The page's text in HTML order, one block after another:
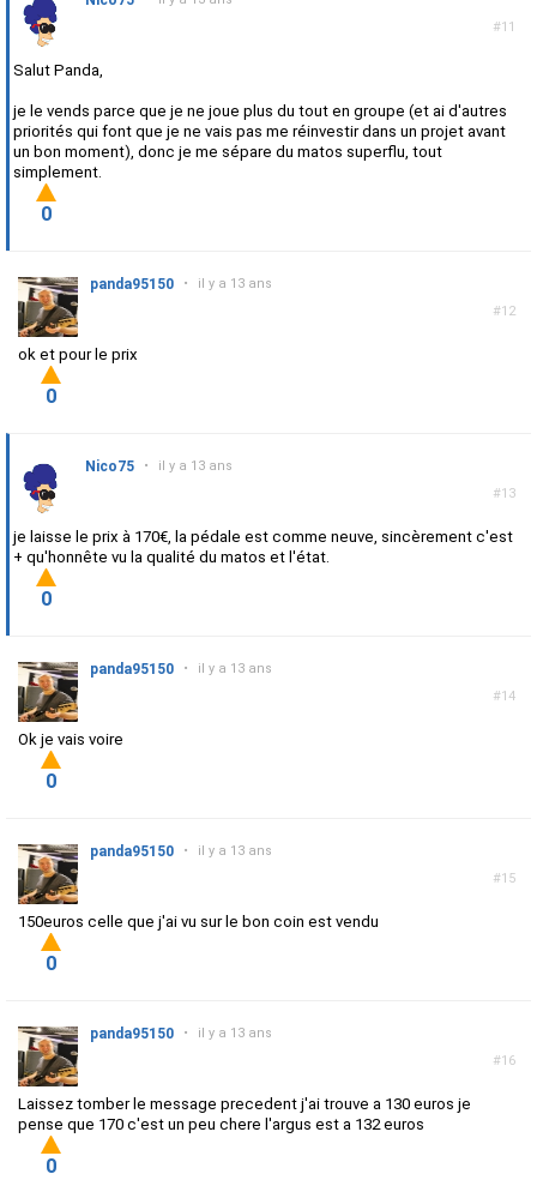
#11
Salut Panda,
je le vends parce que je ne joue plus du tout en groupe (et ai d'autres
priorités qui font que je ne vais pas me réinvestir dans un projet avant
un bon moment), donc je me sépare du matos superflu, tout
simplement.
0
#12
panda95150 • il y a 13 ans
ok et pour le prix
0
#13
Nico75 • il y a 13 ans
je laisse le prix à 170€, la pédale est comme neuve, sincèrement c'est
+ qu'honnête vu la qualité du matos et l'état.
0
#14
panda95150 • il y a 13 ans
Ok je vais voire
0
#15
panda95150 • il y a 13 ans
150euros celle que j'ai vu sur le bon coin est vendu
0
#16
panda95150 • il y a 13 ans
Laissez tomber le message precedent j'ai trouve a 130 euros je
pense que 170 c'est un peu chere l'argus est a 132 euros
0